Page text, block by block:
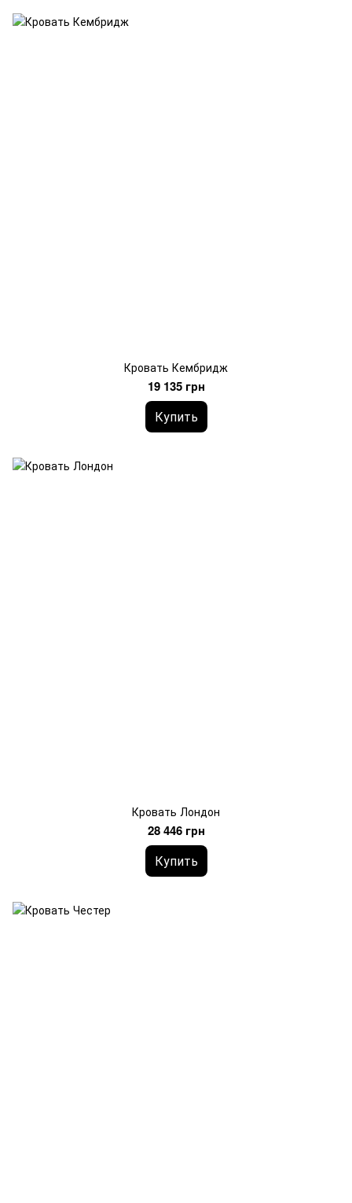
Кровать Кембридж
19 135 грн
Купить
Кровать Лондон
28 446 грн
Купить